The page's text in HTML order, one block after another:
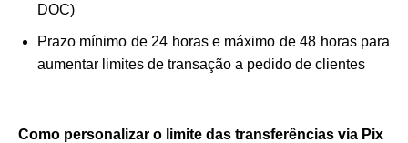
DOC)
Prazo mínimo de 24 horas e máximo de 48 horas para
aumentar limites de transação a pedido de clientes
Como personalizar o limite das transferências via Pix